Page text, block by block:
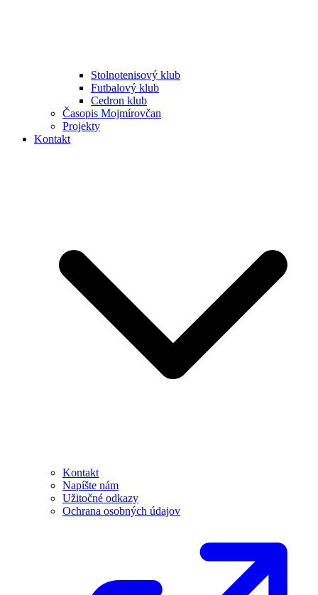
Stolnotenisový klub
Futbalový klub
Cedron klub
Časopis Mojmírovčan
Projekty
Kontakt
Kontakt
Napíšte nám
Užitočné odkazy
Ochrana osobných údajov